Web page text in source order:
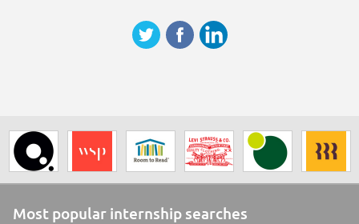
Most popular internship searches